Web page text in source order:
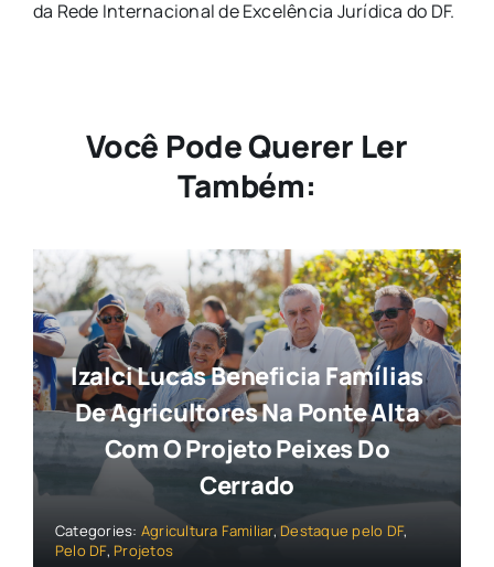
da Rede Internacional de Excelência Jurídica do DF.
Você Pode Querer Ler
Também:
Izalci Lucas Beneficia Famílias
De Agricultores Na Ponte Alta
Com O Projeto Peixes Do
Cerrado
Categories: Agricultura Familiar,Destaque pelo DF,
Pelo DF, Projetos